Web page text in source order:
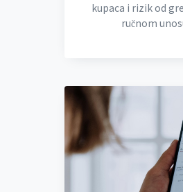
kupaca i rizik od
ručnom